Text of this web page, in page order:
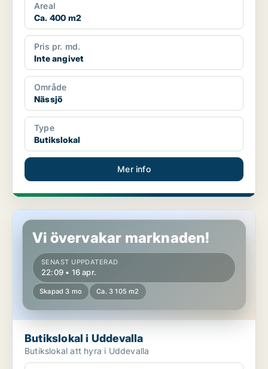
Areal
Ca. 400 m2
Pris pr. md.
Inte angivet
Område
Nässjö
Type
Butikslokal
Mer info
Butikslokal i Uddevalla
Vi övervakar marknaden!
SENAST UPPDATERAD
22:09 • 16 apr.
Skapad 3 mo Ca. 3 105 m2
Butikslokal i Uddevalla
Butikslokal att hyra i Uddevalla